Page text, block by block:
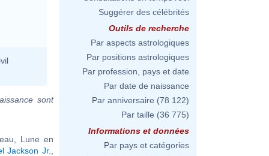
sont
Lune en
Jackson Jr.
Suggérer des célébrités
Outils de recherche
Par aspects astrologiques
Par positions astrologiques
Par profession, pays et date
Par date de naissance
Par anniversaire (78 122)
Par taille (36 775)
Informations et données
Par pays et catégories